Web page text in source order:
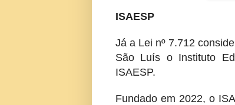
ISAESP
Já a Lei nº 7.712
São Luís o Instituto
ISAESP.
Fundado em 2022, o